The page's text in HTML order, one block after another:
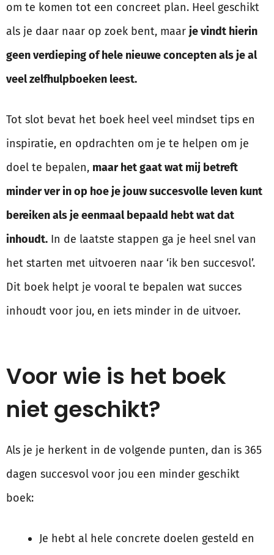
om te komen tot een concreet plan. Heel geschikt
als je daar naar op zoek bent, maar je vindt hierin
geen verdieping of hele nieuwe concepten als je al
veel zelfhulpboeken leest.
Tot slot bevat het boek heel veel mindset tips en
inspiratie, en opdrachten om je te helpen om je
doel te bepalen, maar het gaat wat mij betreft
minder ver in op hoe je jouw succesvolle leven kunt
bereiken als je eenmaal bepaald hebt wat dat
inhoudt. In de laatste stappen ga je heel snel van
het starten met uitvoeren naar ‘ik ben succesvol’.
Dit boek helpt je vooral te bepalen wat succes
inhoudt voor jou, en iets minder in de uitvoer.
Voor wie is het boek
niet geschikt?
Als je je herkent in de volgende punten, dan is 365
dagen succesvol voor jou een minder geschikt
boek:
Je hebt al hele concrete doelen gesteld en